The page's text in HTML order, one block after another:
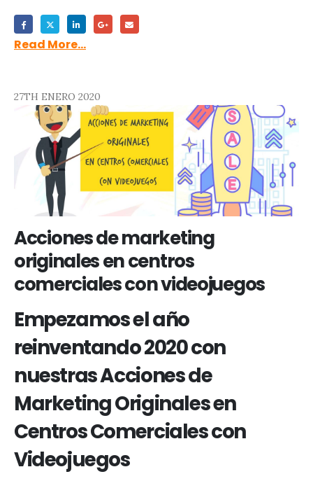
Read More...
Acciones de marketing
originales en centros
comerciales con videojuegos
Empezamos el año
reinventando 2020 con
nuestras Acciones de
Marketing Originales en
Centros Comerciales con
Videojuegos
27TH ENERO 2020